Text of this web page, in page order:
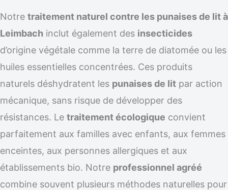
Notre traitement naturel contre les punaises de lit à
Leimbach inclut également des insecticides
d’origine végétale comme la terre de diatomée ou les
huiles essentielles concentrées. Ces produits
naturels déshydratent les punaises de lit par action
mécanique, sans risque de développer des
résistances. Le traitement écologique convient
parfaitement aux familles avec enfants, aux femmes
enceintes, aux personnes allergiques et aux
établissements bio. Notre professionnel agréé
combine souvent plusieurs méthodes naturelles pour